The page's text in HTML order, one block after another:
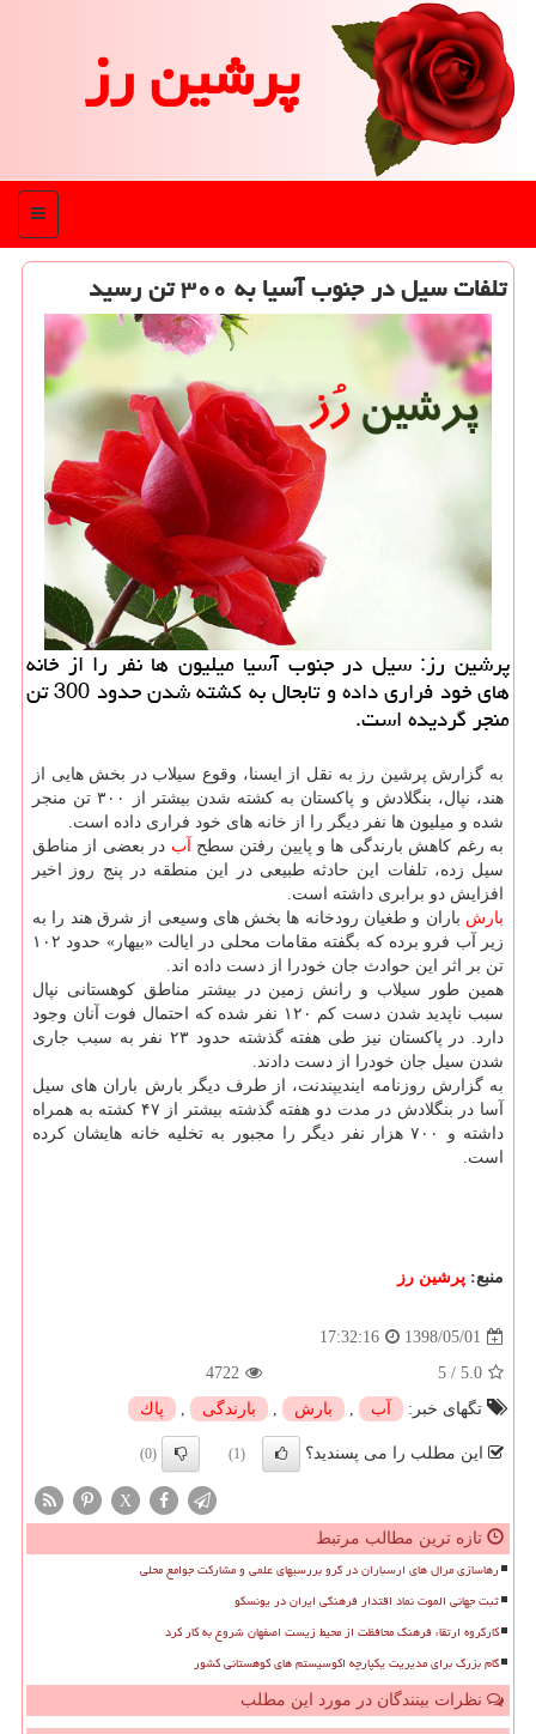
پرشین رز
منو
تلفات سیل در جنوب آسیا به ۳۰۰ تن رسید
پرشین رز: سیل در جنوب آسیا میلیون ها نفر را از خانه
های خود فراری داده و تابحال به كشته شدن حدود 300 تن
منجر گردیده است.
به گزارش پرشین رز به نقل از ایسنا، وقوع سیلاب در بخش هایی از
هند، نپال، بنگلادش و پاكستان به كشته شدن بیشتر از ۳۰۰ تن منجر
شده و میلیون ها نفر دیگر را از خانه های خود فراری داده است.
به رغم كاهش بارندگی ها و پایین رفتن سطح آب در بعضی از مناطق
سیل زده، تلفات این حادثه طبیعی در این منطقه در پنج روز اخیر
افزایش دو برابری داشته است.
بارش باران و طغیان رودخانه ها بخش های وسیعی از شرق هند را به
زیر آب فرو برده كه بگفته مقامات محلی در ایالت «بیهار» حدود ۱۰۲
تن بر اثر این حوادث جان خودرا از دست داده اند.
همین طور سیلاب و رانش زمین در بیشتر مناطق كوهستانی نپال
سبب ناپدید شدن دست كم ۱۲۰ نفر شده كه احتمال فوت آنان وجود
دارد. در پاكستان نیز طی هفته گذشته حدود ۲۳ نفر به سبب جاری
شدن سیل جان خودرا از دست دادند.
به گزارش روزنامه ایندیپندنت، از طرف دیگر بارش باران های سیل
آسا در بنگلادش در مدت دو هفته گذشته بیشتر از ۴۷ كشته به همراه
داشته و ۷۰۰ هزار نفر دیگر را مجبور به تخلیه خانه هایشان كرده
است.
منبع: پرشین رز
1398/05/01
17:32:16
5.0
/
5
4722
تگهای خبر:
آب , بارش , بارندگی , پاك
این مطلب را می پسندید؟ (1)
(0)
X
تازه ترین مطالب مرتبط
رهاسازی مرال های ارسباران در گرو بررسیهای علمی و مشارکت جوامع محلی
ثبت جهانی الموت نماد اقتدار فرهنگی ایران در یونسکو
کارگروه ارتقاء فرهنگ محافظت از محیط زیست اصفهان شروع به کار کرد
گام بزرگ برای مدیریت یکپارچه اکوسیستم های کوهستانی کشور
نظرات بینندگان در مورد این مطلب